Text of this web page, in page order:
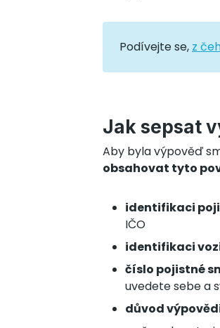
Podívejte se, z
Jak sepsat
Aby byla výpověď
obsahovat tyto
identifikaci
IČO
identifikaci
číslo pojistné
uvedete sebe a
důvod